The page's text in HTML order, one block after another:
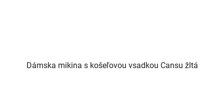
Dámska mikina s košeľovou vsadkou Cansu žltá